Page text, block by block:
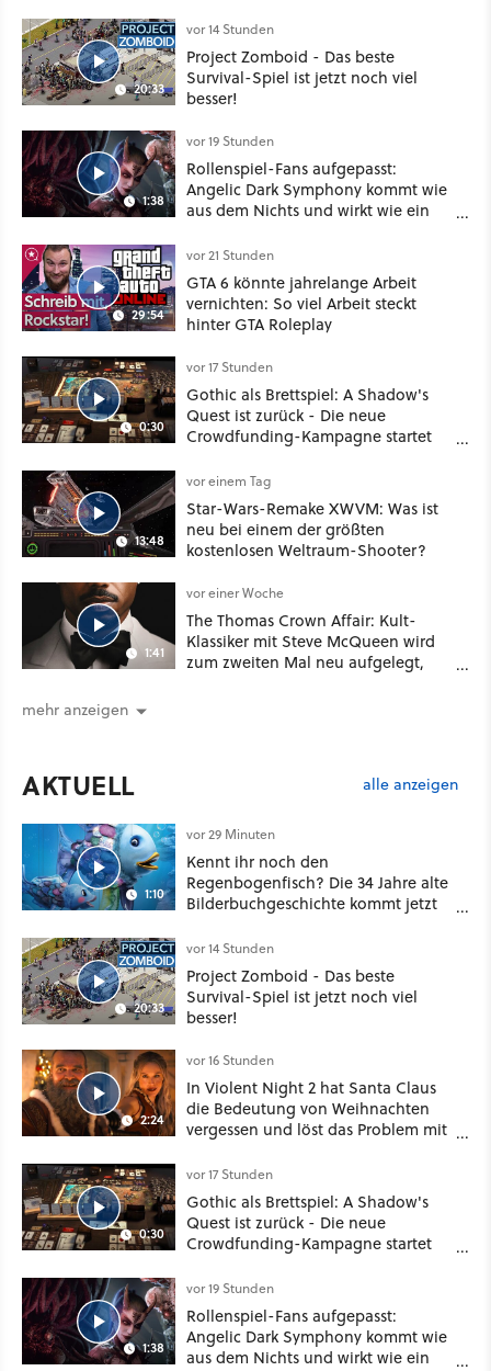
20:33
vor 14 Stunden
Project Zomboid - Das beste
Survival-Spiel ist jetzt noch viel
besser!
1:38
vor 19 Stunden
Rollenspiel-Fans aufgepasst:
Angelic Dark Symphony kommt wie
aus dem Nichts und wirkt wie ein
Mass Effect
29:54
vor 21 Stunden
GTA 6 könnte jahrelange Arbeit
vernichten: So viel Arbeit steckt
hinter GTA Roleplay
0:30
vor 17 Stunden
Gothic als Brettspiel: A Shadow's
Quest ist zurück - Die neue
Crowdfunding-Kampagne startet
13:48
vor einem Tag
Star-Wars-Remake XWVM: Was ist
neu bei einem der größten
kostenlosen Weltraum-Shooter?
1:41
vor einer Woche
The Thomas Crown Affair: Kult-
Klassiker mit Steve McQueen wird
zum zweiten Mal neu aufgelegt,
mehr anzeigen
AKTUELL alle anzeigen
1:10
vor 29 Minuten
Kennt ihr noch den
Regenbogenfisch? Die 34 Jahre alte
Bilderbuchgeschichte kommt jetzt
20:33
vor 14 Stunden
Project Zomboid - Das beste
Survival-Spiel ist jetzt noch viel
besser!
2:24
vor 16 Stunden
In Violent Night 2 hat Santa Claus
die Bedeutung von Weihnachten
vergessen und löst das Problem mit
0:30
vor 17 Stunden
Gothic als Brettspiel: A Shadow's
Quest ist zurück - Die neue
Crowdfunding-Kampagne startet
1:38
vor 19 Stunden
Rollenspiel-Fans aufgepasst:
Angelic Dark Symphony kommt wie
aus dem Nichts und wirkt wie ein